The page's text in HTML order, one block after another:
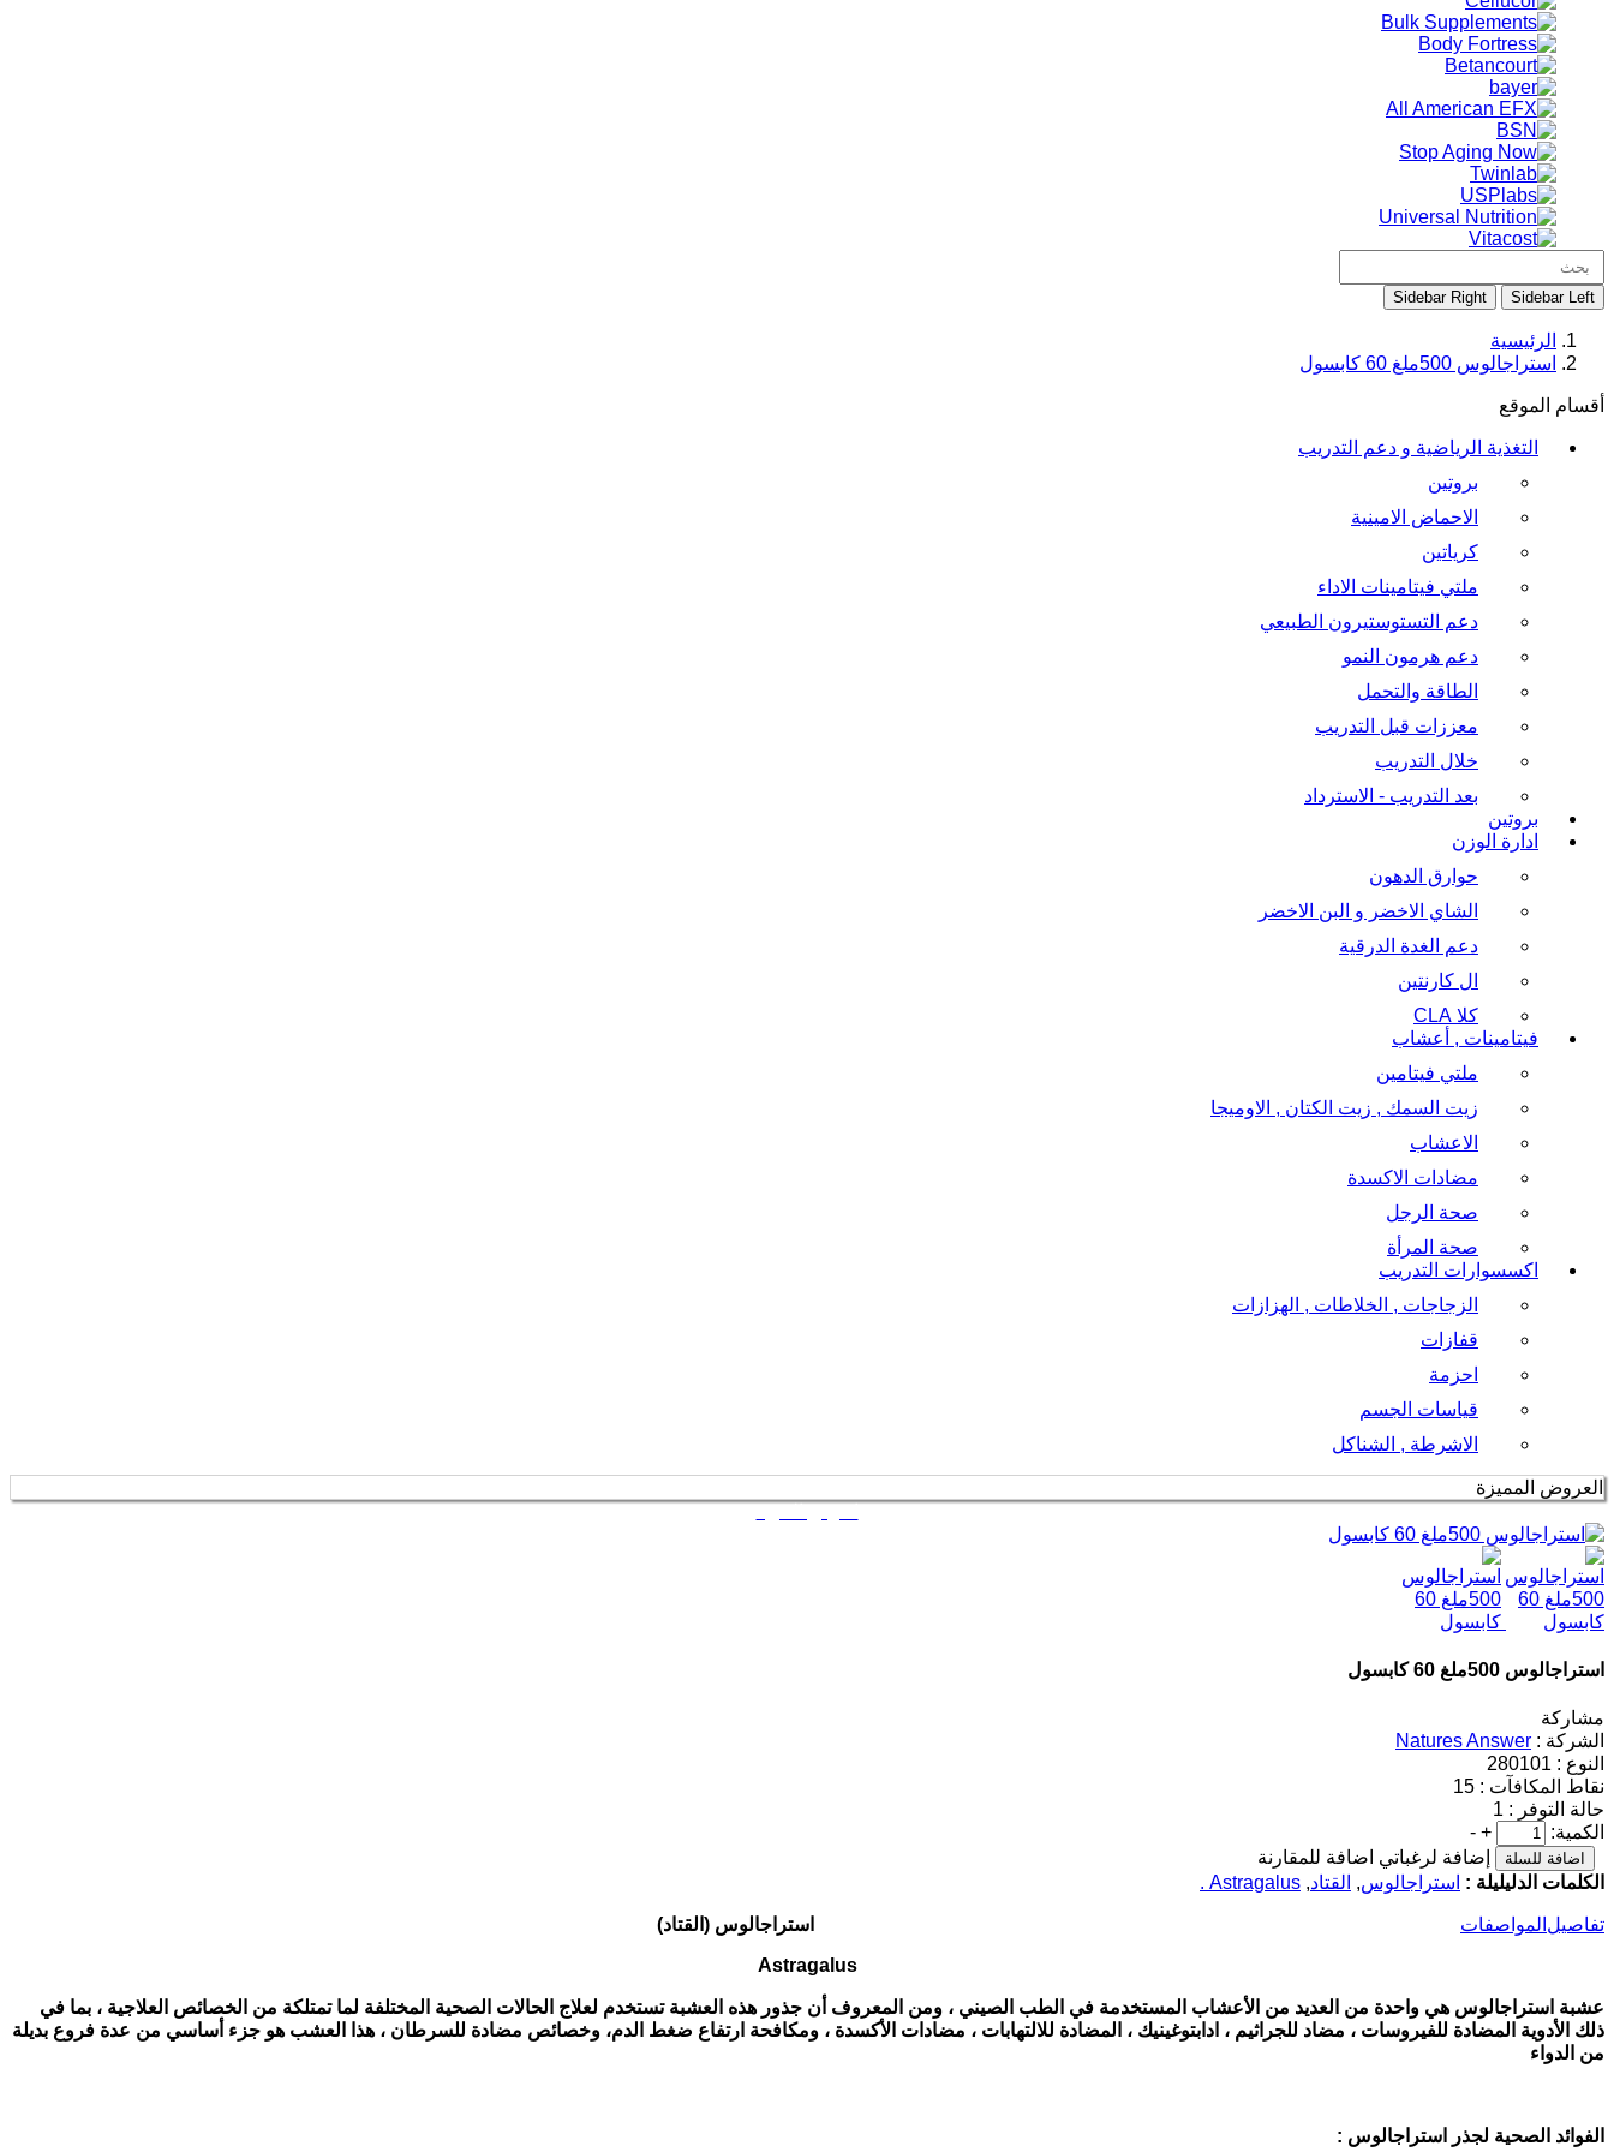
Sidebar Left
Sidebar Right
الرئيسية
استراجالوس 500ملغ 60 كابسول
أقسام الموقع
التغذية الرياضية و دعم التدريب
بروتين
الاحماض الامينية
كرياتين
ملتي فيتامينات الاداء
دعم التستوستيرون الطبيعي
دعم هرمون النمو
الطاقة والتحمل
معززات قبل التدريب
خلال التدريب
بعد التدريب - الاسترداد
بروتين
ادارة الوزن
حوارق الدهون
الشاي الاخضر و البن الاخضر
دعم الغدة الدرقية
ال كارنتين
كلا CLA
فيتامينات , أعشاب
ملتي فيتامين
زيت السمك , زيت الكتان , الاوميجا
الاعشاب
مضادات الاكسدة
صحة الرجل
صحة المرأة
اكسسوارات التدريب
الزجاجات , الخلاطات , الهزازات
قفازات
احزمة
قياسات الجسم
الاشرطة , الشناكل
العروض المميزة
استراجالوس 500ملغ 60 كابسول
مشاركة
الشركة : Natures Answer
النوع :
نقاط المكافآت :
حالة التوفر :
الكمية:
+
-
إضافة لرغباتي اضافة للمقارنة
الكلمات الدليليلة : استراجالوس, القتاد,
Astragalus .
تفاصيل المواصفات
استراجالوس (القتاد)
Astragalus
عشبة استراجالوس هي واحدة من العديد من الأعشاب المستخدمة في الطب الصيني ، ومن المعروف أن جذور هذه العشبة تستخدم لعلاج الحالات الصحية المختلفة لما تمتلكة من الخصائص العلاجية ، بما في
ذلك الأدوية المضادة للفيروسات ، مضاد للجراثيم ، ادابتوغينيك ، المضادة للالتهابات ، مضادات الأكسدة ، ومكافحة ارتفاع ضغط الدم، وخصائص مضادة للسرطان ، هذا العشب هو جزء أساسي من عدة فروع بديلة
من الدواء
الفوائد الصحية لجذر استراجالوس :